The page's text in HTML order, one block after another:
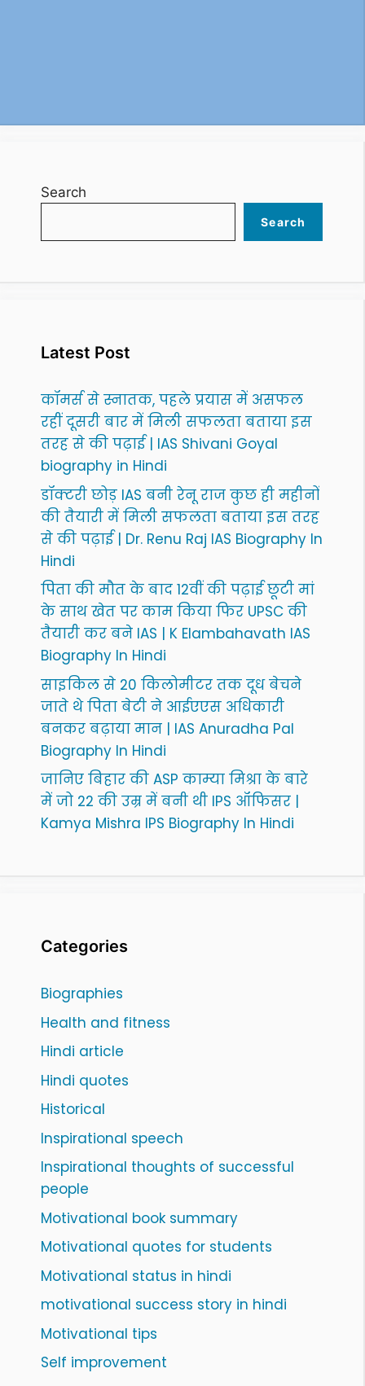
Search
Search
Latest Post
कॉमर्स से स्नातक, पहले प्रयास में असफल
रहीं दूसरी बार में मिली सफलता बताया इस
तरह से की पढ़ाई | IAS Shivani Goyal
biography in Hindi
डॉक्टरी छोड़ IAS बनी रेनू राज कुछ ही महीनों
की तैयारी में मिली सफलता बताया इस तरह
से की पढ़ाई | Dr. Renu Raj IAS Biography In
Hindi
पिता की मौत के बाद 12वीं की पढ़ाई छूटी मां
के साथ खेत पर काम किया फिर UPSC की
तैयारी कर बने IAS | K Elambahavath IAS
Biography In Hindi
साइकिल से 20 किलोमीटर तक दूध बेचने
जाते थे पिता बेटी ने आईएएस अधिकारी
बनकर बढ़ाया मान | IAS Anuradha Pal
Biography In Hindi
जानिए बिहार की ASP काम्या मिश्रा के बारे
में जो 22 की उम्र में बनी थी IPS ऑफिसर |
Kamya Mishra IPS Biography In Hindi
Categories
Biographies
Health and fitness
Hindi article
Hindi quotes
Historical
Inspirational speech
Inspirational thoughts of successful
people
Motivational book summary
Motivational quotes for students
Motivational status in hindi
motivational success story in hindi
Motivational tips
Self improvement